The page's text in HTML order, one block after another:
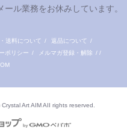
ール業務をお休みしています。
送料について / 返品について /
ポリシー / メルマガ登録・解除 / /
Art AIM AII rights reserved.